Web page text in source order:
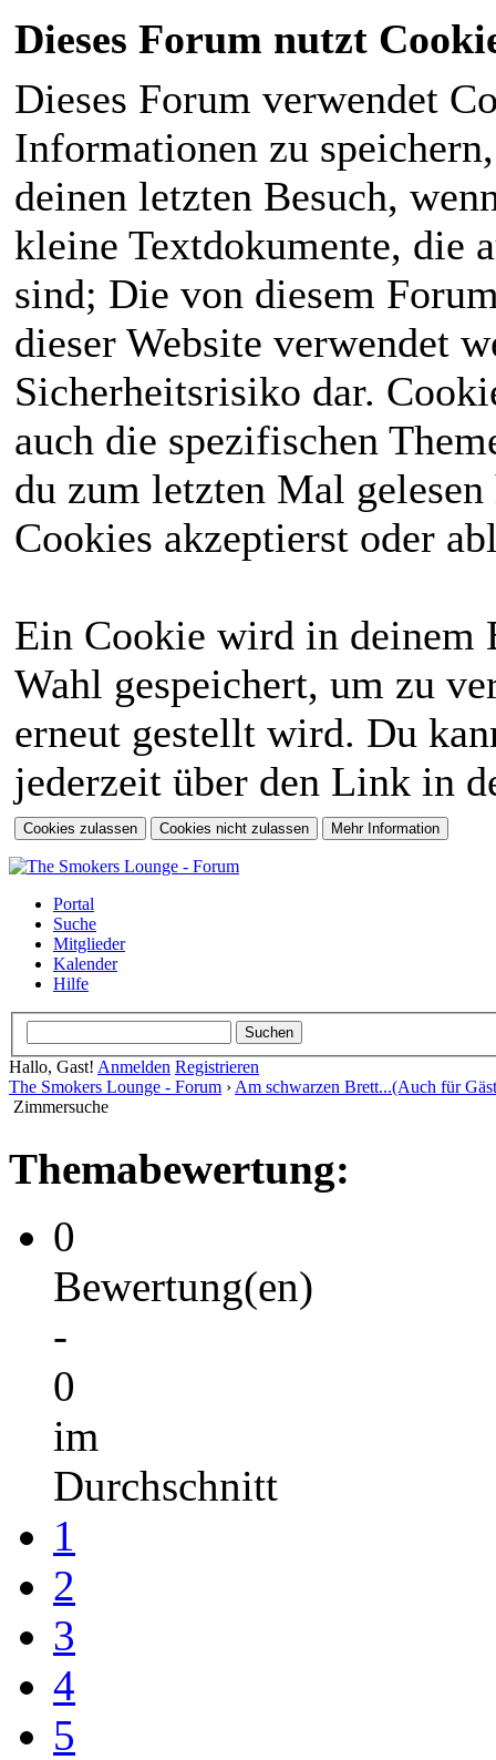
Dieses Forum nutzt
Dieses Forum verwendet
Informationen zu
deinen letzten Besuch,
kleine Textdokumente, die
sind; Die von diesem
dieser Website verwendet
Sicherheitsrisiko dar.
auch die spezifischen
du zum letzten Mal
Cookies akzeptierst oder
Ein Cookie wird in deinem
Wahl gespeichert, um zu
erneut gestellt wird. Du
jederzeit über den Link in
Portal
Suche
Mitglieder
Kalender
Hilfe
Hallo, Gast! Anmelden Registrieren
The Smokers Lounge - Forum › Am schwarzen Brett...(Auch für
Zimmersuche
Themabewertung:
0
Bewertung(en)
-
0
im
Durchschnitt
1
2
3
4
5